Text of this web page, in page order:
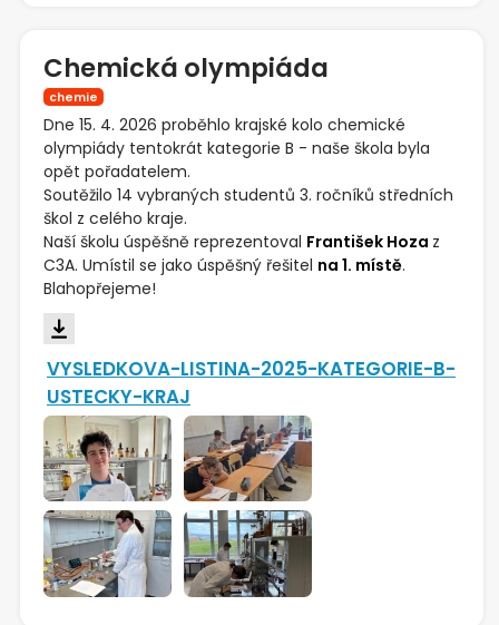
Chemická olympiáda
chemie
Dne 15. 4. 2026 proběhlo krajské kolo chemické
olympiády tentokrát kategorie B - naše škola byla
opět pořadatelem.
Soutěžilo 14 vybraných studentů 3. ročníků středních
škol z celého kraje.
Naší školu úspěšně reprezentoval František Hoza z
C3A. Umístil se jako úspěšný řešitel na 1. místě.
Blahopřejeme!
VYSLEDKOVA-LISTINA-2025-KATEGORIE-B-
USTECKY-KRAJ